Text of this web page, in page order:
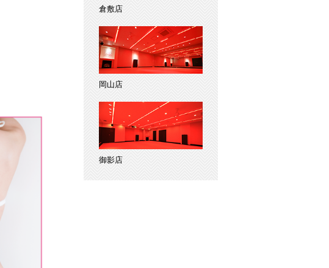
倉敷店
岡山店
御影店